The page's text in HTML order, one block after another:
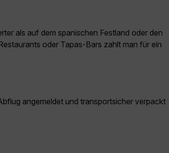
als auf dem spanischen Festland oder den
oder Tapas-Bars zahlt man für ein
angemeldet und transportsicher verpackt